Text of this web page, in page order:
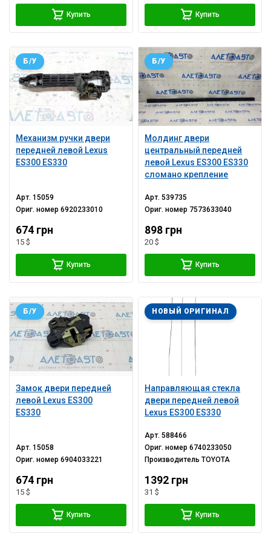
Купить Купить
Механизм ручки двери
передней левой Lexus
ES300 ES330
Б/У
Арт.15059
Ориг. номер6920233010
674 грн
15 $
Купить
Молдинг двери
центральный передней
левой Lexus ES300 ES330
сломано крепление
Б/У
Арт.539735
Ориг. номер 7573633040
898 грн
20 $
Купить
Замок двери передней
левой Lexus ES300
ES330
Б/У
Арт.15058
Ориг. номер6904033221
674 грн
15 $
Купить
Направляющая стекла
двери передней левой
Lexus ES300 ES330
НОВЫЙ ОРИГИНАЛ
Арт.588466
Ориг. номер6740233050
ПроизводительTOYOTA
1392 грн
31 $
Купить